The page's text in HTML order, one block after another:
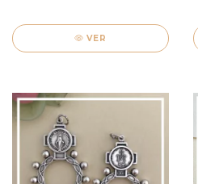
VER